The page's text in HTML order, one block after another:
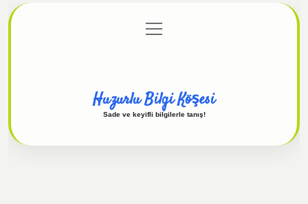
Gizlilik Politikası
menüyü
aç
Huzurlu Bilgi Köşesi
Sade ve keyifli bilgilerle tanış!